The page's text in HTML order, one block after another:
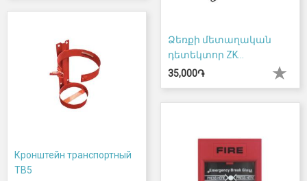
Ձեռքի մետաղական
դետեկտոր ZK...
35,000֏
Кронштейн транспортный
ТВ5